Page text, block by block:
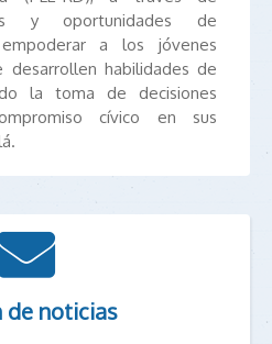
y oportunidades de
a los jóvenes
desarrollen habilidades de
la toma de decisiones
cívico en sus
de noticias